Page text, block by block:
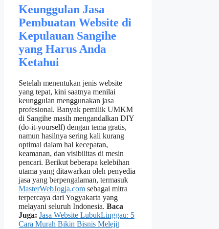
Keunggulan Jasa
Pembuatan Website di
Kepulauan Sangihe
yang Harus Anda
Ketahui
Setelah menentukan jenis website
yang tepat, kini saatnya menilai
keunggulan menggunakan jasa
profesional. Banyak pemilik UMKM
di Sangihe masih mengandalkan DIY
(do‑it‑yourself) dengan tema gratis,
namun hasilnya sering kali kurang
optimal dalam hal kecepatan,
keamanan, dan visibilitas di mesin
pencari. Berikut beberapa kelebihan
utama yang ditawarkan oleh penyedia
jasa yang berpengalaman, termasuk
MasterWebJogja.com sebagai mitra
terpercaya dari Yogyakarta yang
melayani seluruh Indonesia. Baca
Juga: Jasa Website LubukLinggau: 5
Cara Murah Bikin Bisnis Melejit